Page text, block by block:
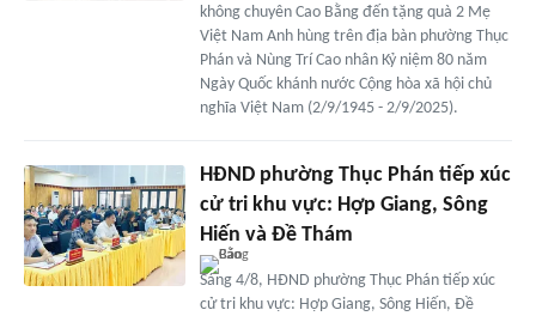
không chuyên Cao Bằng đến tặng quà 2 Mẹ
Việt Nam Anh hùng trên địa bàn phường Thục
Phán và Nùng Trí Cao nhân Kỷ niệm 80 năm
Ngày Quốc khánh nước Cộng hòa xã hội chủ
nghĩa Việt Nam (2/9/1945 - 2/9/2025).
HĐND phường Thục Phán tiếp xúc
cử tri khu vực: Hợp Giang, Sông
Hiến và Đề Thám
Sáng 4/8, HĐND phường Thục Phán tiếp xúc
cử tri khu vực: Hợp Giang, Sông Hiến, Đề